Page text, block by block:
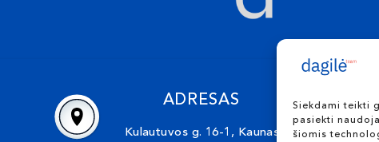
Siekdami teikti
pasiekti
šiomis
ADRESAS
Kulautuvos g. 16-1, Kaunas